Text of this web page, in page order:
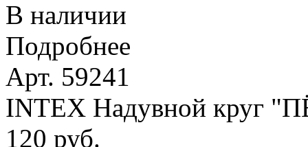
В наличии
Подробнее
Арт. 59241
INTEX Надувной круг
120 руб.